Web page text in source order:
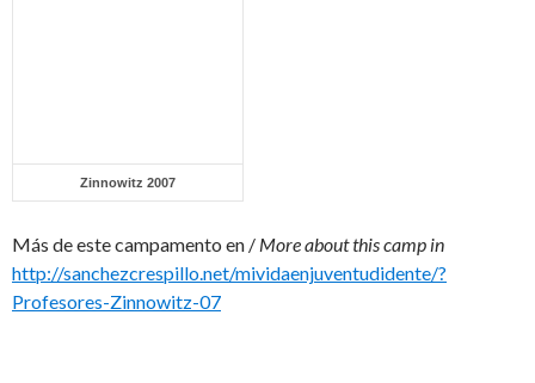
Zinnowitz 2007
Más de este campamento en / More about this camp in
http://sanchezcrespillo.net/mividaenjuventudidente/?
Profesores-Zinnowitz-07